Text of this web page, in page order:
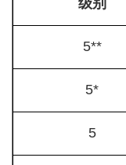
级别
5**
5*
5